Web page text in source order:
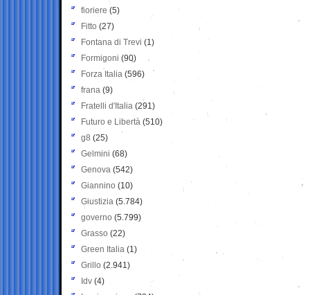
fioriere (5)
Fitto (27)
Fontana di Trevi (1)
Formigoni (90)
Forza Italia (596)
frana (9)
Fratelli d'Italia (291)
Futuro e Libertà (510)
g8 (25)
Gelmini (68)
Genova (542)
Giannino (10)
Giustizia (5.784)
governo (5.799)
Grasso (22)
Green Italia (1)
Grillo (2.941)
Idv (4)